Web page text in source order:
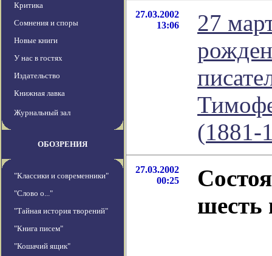
Критика
Сомнения и споры
Новые книги
У нас в гостях
Издательство
Книжная лавка
Журнальный зал
ОБОЗРЕНИЯ
"Классики и современники"
"Слово о..."
"Тайная история творений"
"Книга писем"
"Кошачий ящик"
27.03.2002
13:06
27
(1881-
27.03.2002
00:25
шесть